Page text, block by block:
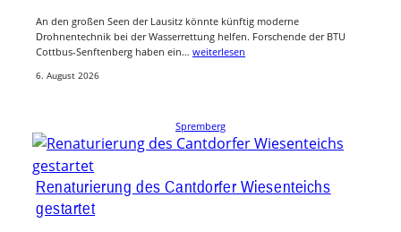
An den großen Seen der Lausitz könnte künftig moderne
Drohnentechnik bei der Wasserrettung helfen. Forschende der BTU
Cottbus-Senftenberg haben ein… weiterlesen
6. August 2026
Spremberg
Renaturierung des Cantdorfer Wiesenteichs
gestartet